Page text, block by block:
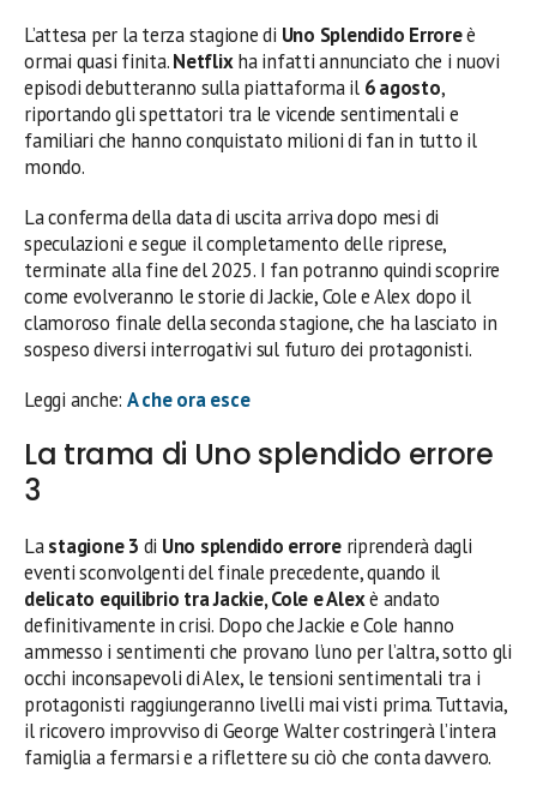
L’attesa per la terza stagione di Uno Splendido Erroreè
ormai quasi finita.Netflixha infatti annunciato che i nuovi
episodi debutteranno sulla piattaforma il 6 agosto,
riportando gli spettatori tra le vicende sentimentali e
familiari che hanno conquistato milioni di fan in tutto il
mondo.
La conferma della data di uscita arriva dopo mesi di
speculazioni e segue il completamento delle riprese,
terminate alla fine del 2025. I fan potranno quindi scoprire
come evolveranno le storie di Jackie, Cole e Alex dopo il
clamoroso finale della seconda stagione, che ha lasciato in
sospeso diversi interrogativi sul futuro dei protagonisti.
Leggi anche: A che ora esce
La trama di Uno splendido errore
3
Lastagione 3 di Uno splendido erroreriprenderà dagli
eventi sconvolgenti del finale precedente, quando il
delicato equilibrio tra Jackie, Cole e Alexè andato
definitivamente in crisi. Dopo che Jackie e Cole hanno
ammesso i sentimenti che provano l’uno per l’altra, sotto gli
occhi inconsapevoli di Alex, le tensioni sentimentali tra i
protagonisti raggiungeranno livelli mai visti prima. Tuttavia,
il ricovero improvviso di George Walter costringerà l’intera
famiglia a fermarsi e a riflettere su ciò che conta davvero.